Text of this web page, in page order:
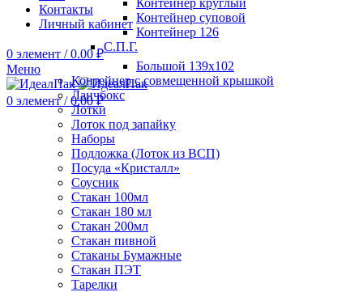
Контакты
Личный кабинет
0 элемент / 0.00₽
Меню
0 элемент / 0.00₽
Контейнер круглый
Контейнер суповой
Контейнер 126
С.П.Г.
Большой 139х102
Контейнер с совмещенной крышкой
Ланчбокс
Лотки
Лоток под запайку
Наборы
Подложка (Лоток из ВСП)
Посуда «Кристалл»
Соусник
Стакан 100мл
Стакан 180 мл
Стакан 200мл
Стакан пивной
Стаканы Бумажные
Стакан ПЭТ
Тарелки